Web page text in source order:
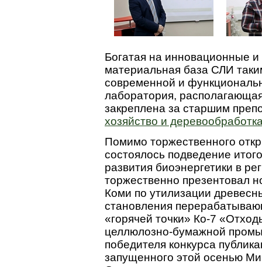
Богатая на инновационные
материальная база СЛИ
современной и
лаборатория,
закреплена за старшим
хозяйство и
Помимо торжественного
состоялось подведение
развития биоэнергетики в
торжественно презентовал
Коми по утилизации
становления
«горячей точки» Ко-7
целлюлозно-бумажной
победителя конкурса
запущенного этой осенью